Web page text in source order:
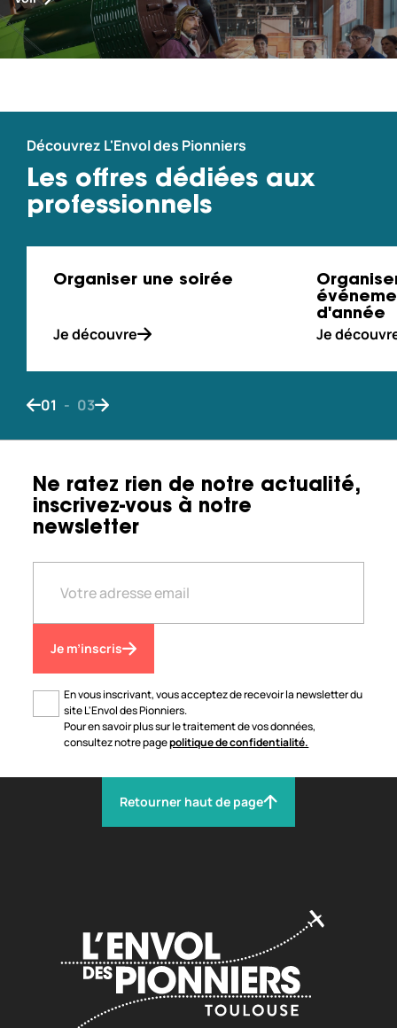
Découvrez L'Envol des Pionniers
Les offres dédiées aux
professionnels
Organiser une soirée
Je découvre
d'année
Je
Bouton de navigation précédent
01 - 03Bouton de navigation suivant
Ne ratez rien de notre actualité,
inscrivez-vous à notre
newsletter
Je m’inscris
En vous inscrivant, vous acceptez de recevoir la newsletter du
site L'Envol des Pionniers.
Pour en savoir plus sur le traitement de vos données,
consultez notre pagepolitique de confidentialité.
Retourner haut de page